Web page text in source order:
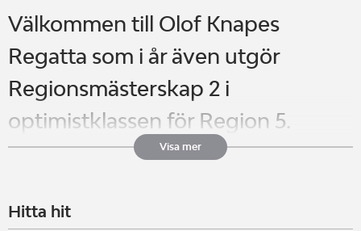
Välkommen till Olof Knapes
Regatta som i år även utgör
Regionsmästerskap 2 i
optimistklassen för Region 5.
Jollecup. Optimister seglar i
Visa mer
Hitta hit